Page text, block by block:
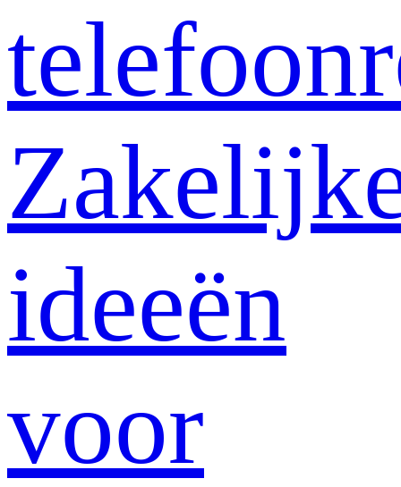
ideeën
voor